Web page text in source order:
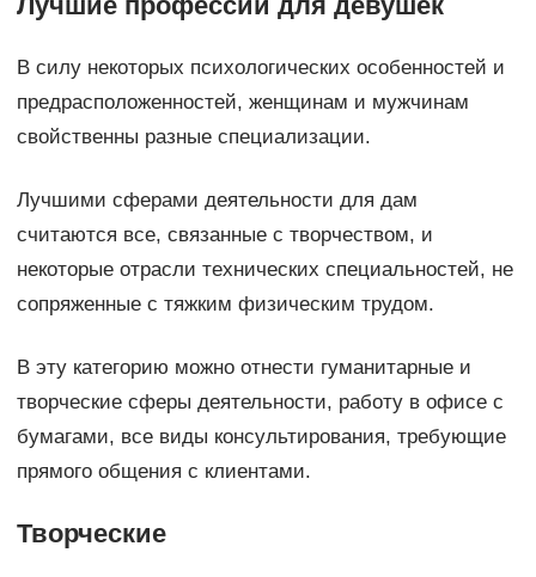
В силу некоторых психологических особенностей и
предрасположенностей, женщинам и мужчинам
свойственны разные специализации.
Лучшими сферами деятельности для дам
считаются все, связанные с творчеством, и
некоторые отрасли технических специальностей, не
сопряженные с тяжким физическим трудом.
В эту категорию можно отнести гуманитарные и
творческие сферы деятельности, работу в офисе с
бумагами, все виды консультирования, требующие
прямого общения с клиентами.
Творческие